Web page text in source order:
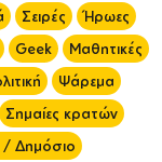
Σειρές
Ήρωες
Geek
Μαθητικές
Ψάρεμα
Σημαίες κρατών
Δημόσιο